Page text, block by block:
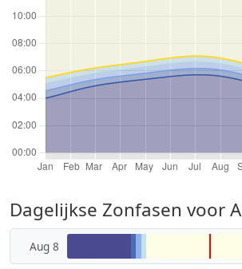
Dagelijkse Zonfasen voor
Aug 8